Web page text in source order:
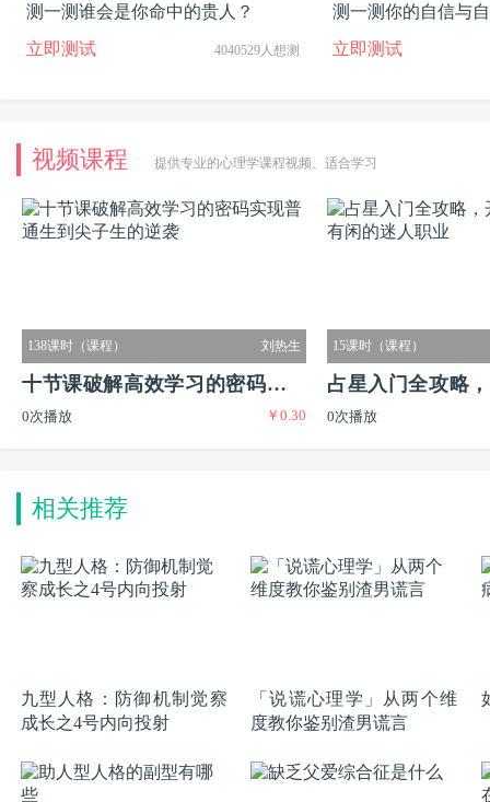
测一测谁会是你命中的贵人？
立即测试
4040529人想测
测一测你的自信与
立即测试
视频课程 提供专业的心理学课程视频、适合学习
138课时（课程） 刘热生
十节课破解高效学习的密码实现
普通生到尖子生的逆袭
0次播放 ￥0.30
15课时（课程）
占星入门全攻略
又有闲的迷人职业
0次播放
相关推荐
九型人格：防御机制觉察
成长之4号内向投射
「说谎心理学」从两个维
度教你鉴别渣男谎言